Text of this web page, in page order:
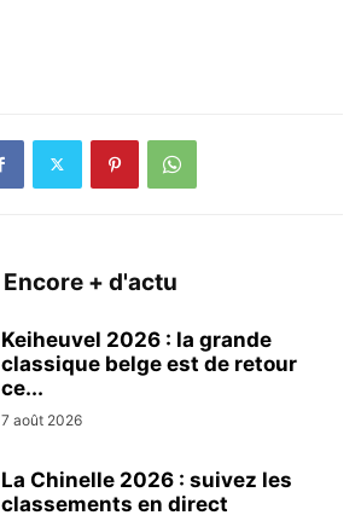
Encore + d'actu
Keiheuvel 2026 : la grande
classique belge est de retour
ce...
7 août 2026
La Chinelle 2026 : suivez les
classements en direct